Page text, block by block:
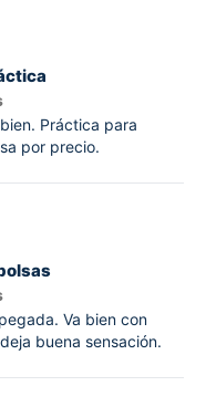
Práctica para
por precio.
Va bien con
buena sensación.